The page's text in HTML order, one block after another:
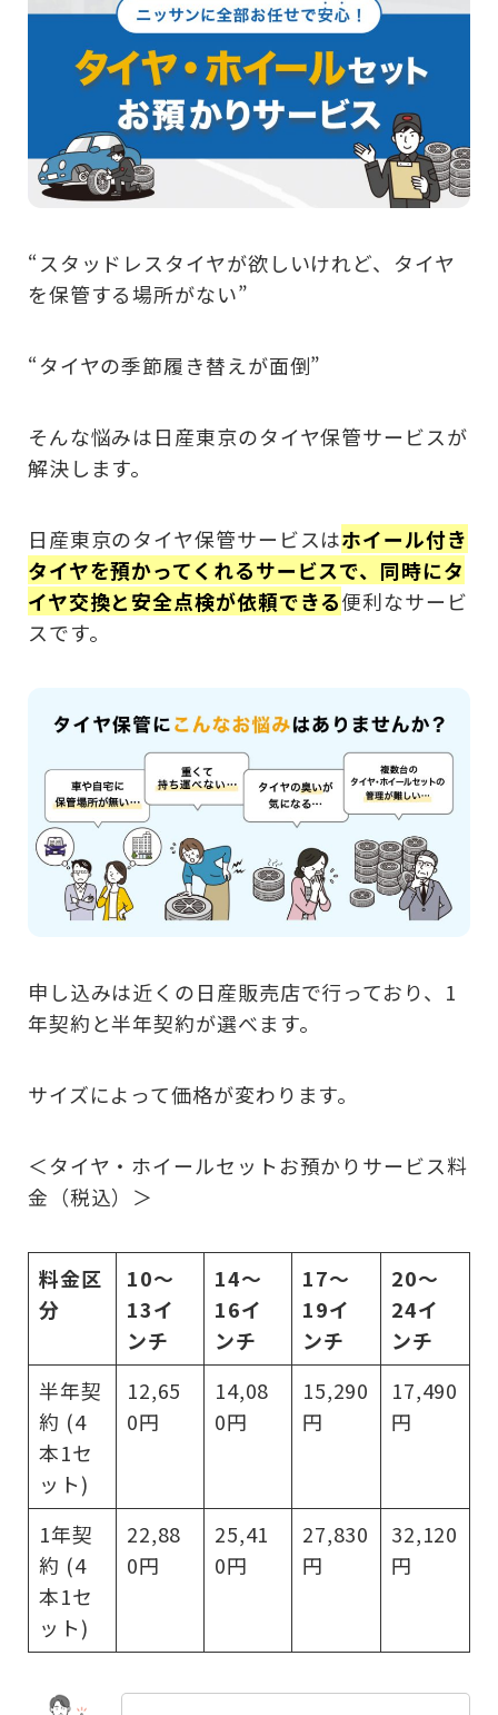
“スタッドレスタイヤが欲しいけれど、タイヤ
を保管する場所がない”
“タイヤの季節履き替えが面倒”
そんな悩みは日産東京のタイヤ保管サービスが
解決します。
日産東京のタイヤ保管サービスはホイール付き
タイヤを預かってくれるサービスで、同時にタ
イヤ交換と安全点検が依頼できる便利なサービ
スです。
申し込みは近くの日産販売店で行っており、1
年契約と半年契約が選べます。
サイズによって価格が変わります。
＜タイヤ・ホイールセットお預かりサービス料
金（税込）＞
料金区
分
10〜
13イ
ンチ
14〜
16イ
ンチ
17〜
19イ
ンチ
20〜
24イ
ンチ
半年契
約 (4
本1セ
ット)
12,65
0円
14,08
0円
15,290
円
17,490
円
1年契
約 (4
本1セ
ット)
22,88
0円
25,41
0円
27,830
円
32,120
円